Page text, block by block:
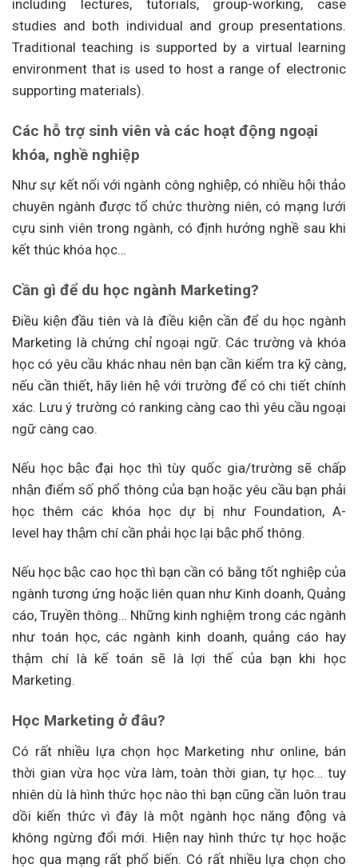
including lectures, tutorials, group-working, case
studies and both individual and group presentations.
Traditional teaching is supported by a virtual learning
environment that is used to host a range of electronic
supporting materials).
Các hỗ trợ sinh viên và các hoạt động ngoại
khóa, nghề nghiệp
Như sự kết nối với ngành công nghiệp, có nhiều hội thảo
chuyên ngành được tổ chức thường niên, có mạng lưới
cựu sinh viên trong ngành, có định hướng nghề sau khi
kết thúc khóa học…
Cần gì để du học ngành Marketing?
Điều kiện đầu tiên và là điều kiện cần để du học ngành
Marketing là chứng chỉ ngoại ngữ. Các trường và khóa
học có yêu cầu khác nhau nên bạn cần kiểm tra kỹ càng,
nếu cần thiết, hãy liên hệ với trường để có chi tiết chính
xác. Lưu ý trường có ranking càng cao thì yêu cầu ngoại
ngữ càng cao.
Nếu học bậc đại học thì tùy quốc gia/trường sẽ chấp
nhận điểm số phổ thông của bạn hoặc yêu cầu bạn phải
học thêm các khóa học dự bị như Foundation, A-
level hay thậm chí cần phải học lại bậc phổ thông.
Nếu học bậc cao học thì bạn cần có bằng tốt nghiệp của
ngành tương ứng hoặc liên quan như Kinh doanh, Quảng
cáo, Truyền thông… Những kinh nghiệm trong các ngành
như toán học, các ngành kinh doanh, quảng cáo hay
thậm chí là kế toán sẽ là lợi thế của bạn khi học
Marketing.
Học Marketing ở đâu?
Có rất nhiều lựa chọn học Marketing như online, bán
thời gian vừa học vừa làm, toàn thời gian, tự học… tuy
nhiên dù là hình thức học nào thì bạn cũng cần luôn trau
dồi kiến thức vì đây là một ngành học năng động và
không ngừng đổi mới. Hiện nay hình thức tự học hoặc
học qua mạng rất phổ biến. Có rất nhiều lựa chọn cho